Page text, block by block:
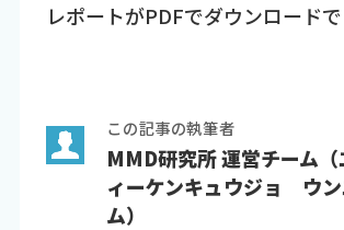
レポートがPDFでダウンロードで
この記事の執筆者
MMD研究所 運営チーム
ィーケンキュウジョ ウン
ム）